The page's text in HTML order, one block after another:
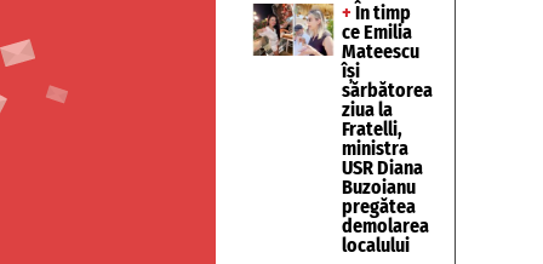
+ În timp
ce Emilia
Mateescu
își
sărbătorea
ziua la
Fratelli,
ministra
USR Diana
Buzoianu
pregătea
demolarea
localului